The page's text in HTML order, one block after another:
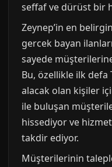
seffaf ve dürüst bir
Zeynep’in en
gercek bayan
sayede müşterilerine
Bu, özellikle ilk
alacak olan kişiler
ile buluşan
hissediyor ve
takdir ediyor.
Müşterilerinin